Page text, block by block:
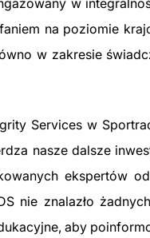
w
na poziomie
w zakresie
Services w
nasze dalsze
ekspertów
nie znalazło
aby